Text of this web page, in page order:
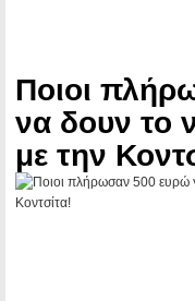
Ποιοι
να δουν το
με την